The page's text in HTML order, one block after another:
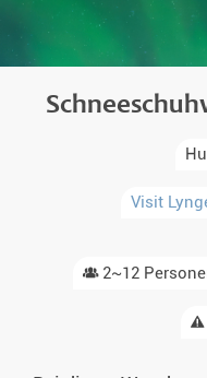
Visit
2~12